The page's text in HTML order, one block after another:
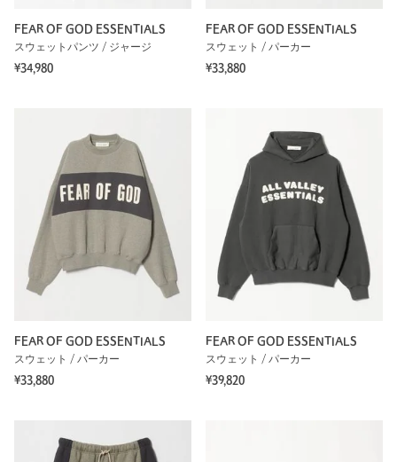
FEAR OF GOD ESSENTIALS
スウェットパンツ / ジャージ
¥34,980
FEAR OF GOD ESSENTIALS
スウェット / パーカー
¥33,880
FEAR OF GOD ESSENTIALS
スウェット / パーカー
¥33,880
FEAR OF GOD ESSENTIALS
スウェット / パーカー
¥39,820